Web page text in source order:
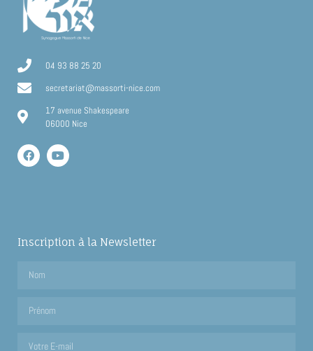
04 93 88 25 20
secretariat@massorti-nice.com
17 avenue Shakespeare
06000 Nice
Inscription à la Newsletter